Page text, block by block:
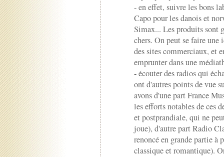
- en effet, suivre les bons
Capo pour les danois et
Simax... Les produits sont
chers. On peut se faire une
des sites commerciaux, et
emprunter dans une
- écouter des radios qui
ont d'autres points de vue
avons d'une part France
les efforts notables de ces
et postprandiale, qui ne
joue), d'autre part Radio
renoncé en grande partie à
classique et romantique).